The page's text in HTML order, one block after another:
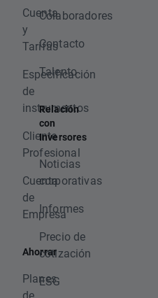
Cuenta
y
Tarifas
Especificación
de
instrumentos
Cliente
Profesional
Cuenta
de
Empresa
Ahorrar
Planes
de
Colaboradores
Contacto
Talento
Relación
con
Inversores
Noticias
corporativas
Informes
Precio de
cotización
ESG